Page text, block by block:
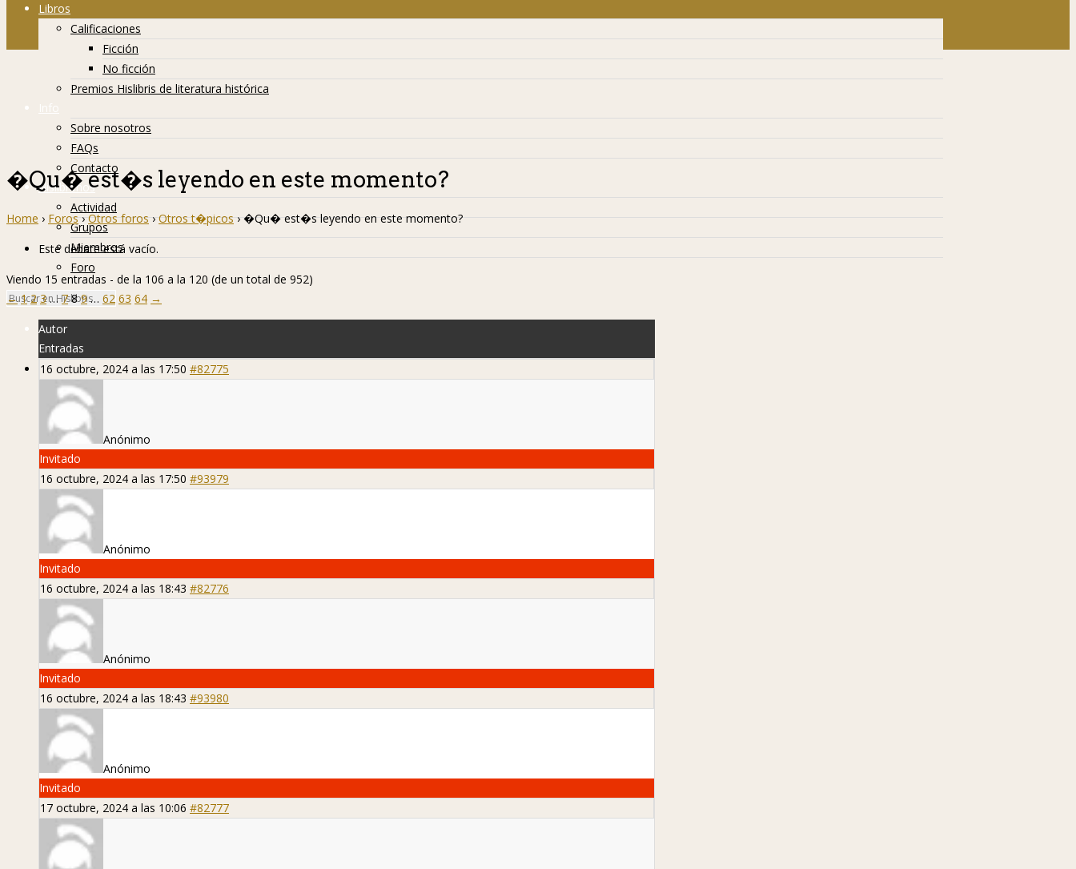
Libros
Calificaciones
Ficción
No ficción
Premios Hislibris de literatura histórica
Info
Sobre nosotros
FAQs
Contacto
Hislibreños
Actividad
Grupos
Miembros
Foro
�Qu� est�s leyendo en este momento?
Home › Foros › Otros foros › Otros t�picos › �Qu� est�s leyendo en este momento?
Este debate está vacío.
Viendo 15 entradas - de la 106 a la 120 (de un total de 952)
← 1 2 3 … 7 8 9 … 62 63 64 →
Autor
Entradas
16 octubre, 2024 a las 17:50 #82775
Anónimo
Invitado
16 octubre, 2024 a las 17:50 #93979
Anónimo
Invitado
16 octubre, 2024 a las 18:43 #82776
Anónimo
Invitado
16 octubre, 2024 a las 18:43 #93980
Anónimo
Invitado
17 octubre, 2024 a las 10:06 #82777